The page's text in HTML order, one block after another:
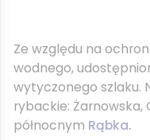
Ze względu na
wodnego,
wytyczonego szlaku.
rybackie: Żarnowska,
północnym Rąbka.